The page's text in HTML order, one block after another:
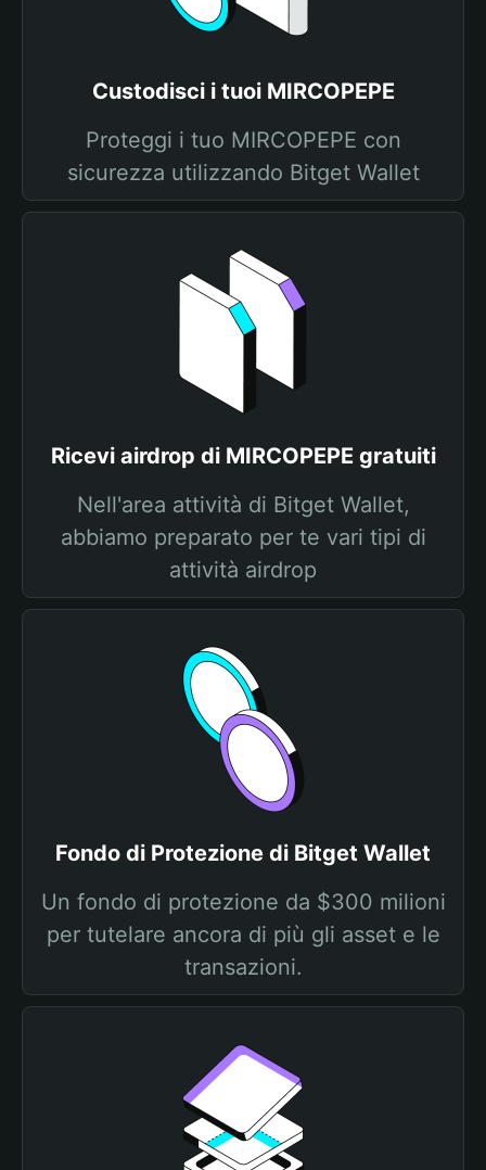
Custodisci i tuoi MIRCOPEPE
Proteggi i tuo MIRCOPEPE con
sicurezza utilizzando Bitget Wallet
Ricevi airdrop di MIRCOPEPE gratuiti
Nell'area attività di Bitget Wallet,
abbiamo preparato per te vari tipi di
attività airdrop
Fondo di Protezione di Bitget Wallet
Un fondo di protezione da $300 milioni
per tutelare ancora di più gli asset e le
transazioni.